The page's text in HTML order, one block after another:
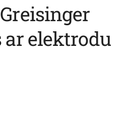
ar elektrodu